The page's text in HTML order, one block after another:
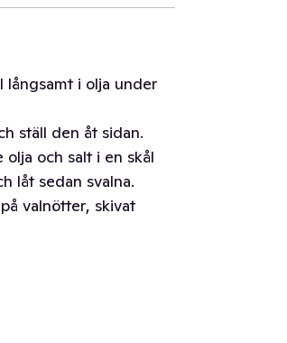
långsamt i olja under
ställ den åt sidan.
och salt i en skål
låt sedan svalna.
valnötter, skivat